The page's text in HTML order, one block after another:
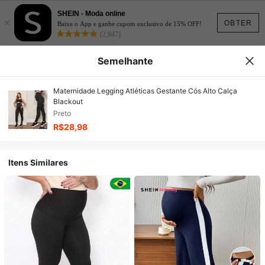
OBTER
×
SHEIN - Moda online
Baixe o App e ganhe cupom exclusivo de 15% OFF!
(2,847)
Semelhante
Maternidade Legging Atléticas Gestante Cós Alto Calça
Blackout
Preto
R$28,98
Itens Similares